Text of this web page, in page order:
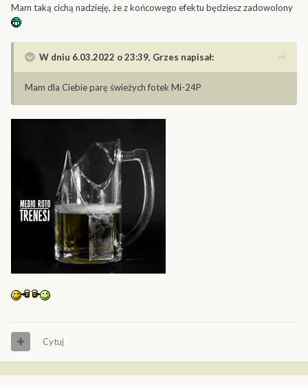
Mam taką cichą nadzieję, że z końcowego efektu będziesz zadowolony
W dniu 6.03.2022 o 23:39, Grzes napisał:
Mam dla Ciebie parę świeżych fotek Mi-24P
Cytuj